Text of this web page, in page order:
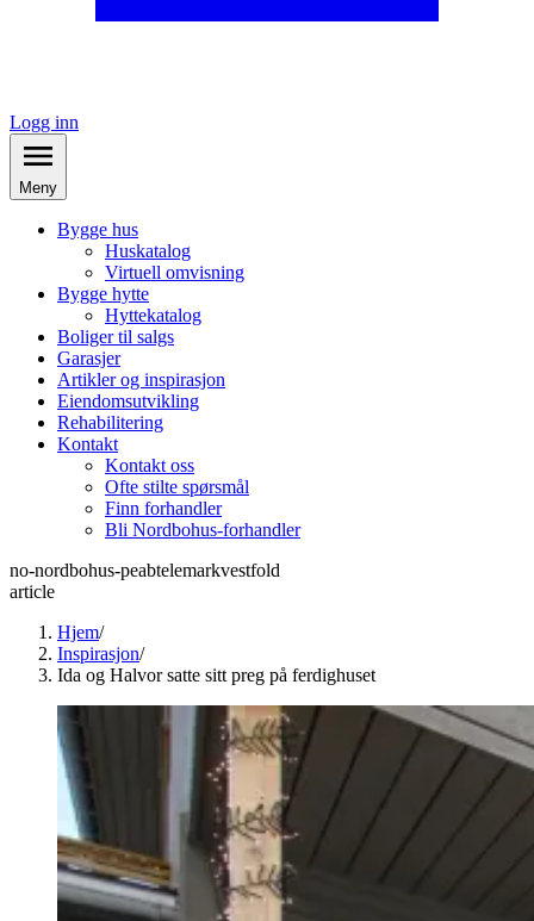
Logg inn
Meny
Bygge hus
Huskatalog
Virtuell omvisning
Bygge hytte
Hyttekatalog
Boliger til salgs
Garasjer
Artikler og inspirasjon
Eiendomsutvikling
Rehabilitering
Kontakt
Kontakt oss
Ofte stilte spørsmål
Finn forhandler
Bli Nordbohus-forhandler
no-nordbohus-peabtelemarkvestfold
article
Hjem/
Inspirasjon/
Ida og Halvor satte sitt preg på ferdighuset